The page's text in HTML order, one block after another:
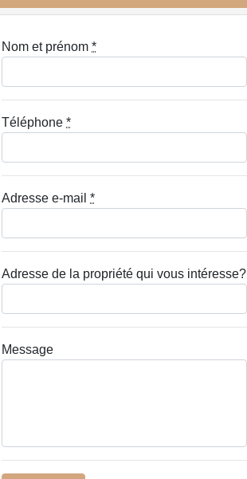
Nom et prénom *
Téléphone *
Adresse e-mail *
Adresse de la propriété qui vous intéresse?
Message